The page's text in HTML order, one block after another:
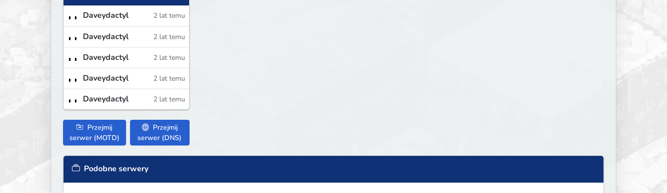
Daveydactyl 2 lat temu
Daveydactyl 2 lat temu
Daveydactyl 2 lat temu
Daveydactyl 2 lat temu
Daveydactyl 2 lat temu
Przejmij
serwer (MOTD)
Przejmij
serwer (DNS)
Podobne serwery